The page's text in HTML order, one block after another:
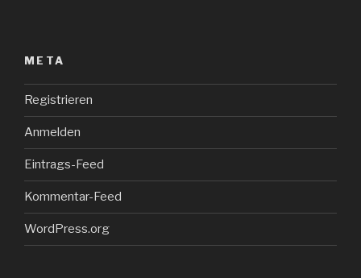
META
Registrieren
Anmelden
Eintrags-Feed
Kommentar-Feed
WordPress.org